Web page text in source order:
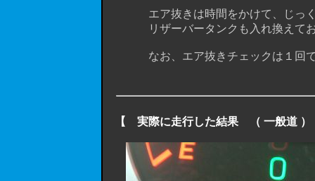
エア抜きは時間をかけて、じっく
リザーバータンクも入れ換えてお
なお、エア抜きチェックは１回で済
【 実際に走行した結果 （ 一般道